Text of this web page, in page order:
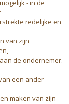
- in de
redelijke en
van zijn
de ondernemer.
een ander
maken van zijn